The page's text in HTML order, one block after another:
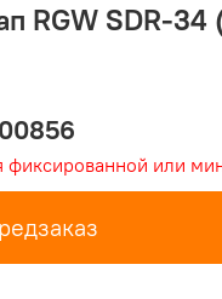
RGW SDR-
фиксированной или